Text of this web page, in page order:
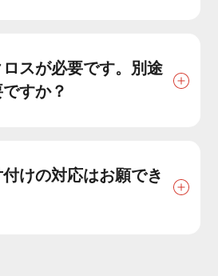
スが必要です。別途
すか？
けの対応はお願でき